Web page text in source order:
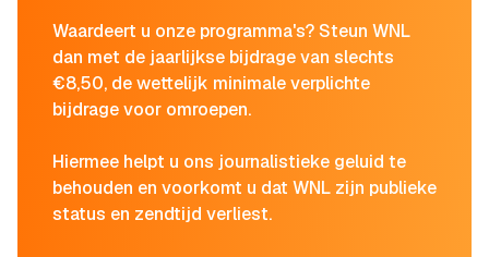
Waardeert u onze programma's? Steun WNL
dan met de jaarlijkse bijdrage van slechts
€8,50, de wettelijk minimale verplichte
bijdrage voor omroepen.
Hiermee helpt u ons journalistieke geluid te
behouden en voorkomt u dat WNL zijn publieke
status en zendtijd verliest.